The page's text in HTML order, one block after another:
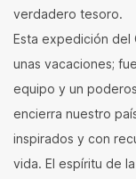
verdadero tesoro.
Esta expedición del
unas vacaciones;
equipo y un
encierra nuestro
inspirados y con
vida. El espíritu de